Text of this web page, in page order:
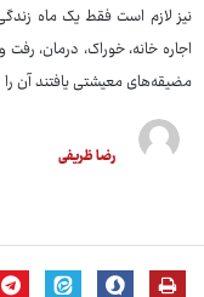
اجاره خانه، خوراک، درمان، رفت
مضیقه‌های معیشتی یافتند آن را
رضا ظریفی